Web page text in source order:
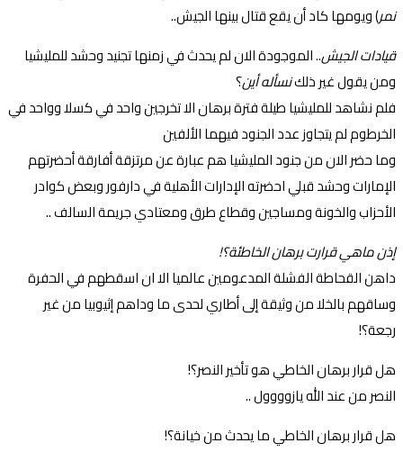
نمر) ويومها كاد أن يقع قتال بينها الجيش..
قيادات الجيش.. الموجودة الان لم يحدث في زمنها تجنيد وحشد للمليشيا
ومن يقول غير ذلكنسأله أين؟
فلم نشاهد للمليشيا طيلة فترة برهان الا تخرجين واحد في كسلا وواحد في
الخرطوم لم يتجاوز عدد الجنود فيهما الألفين
وما حضر الان من جنود المليشيا هم عبارة عن مرتزقة أفارقة أحضرتهم
الإمارات وحشد قبلي احضرته الإدارات الأهلية في دارفور وبعض كوادر
الأحزاب والخونة ومساجين وقطاع طرق ومعتادي جريمة السالف ..
إذن ماهي قرارت برهان الخاطئة؟!
داهن القحاطة الفشلة المدعومين عالميا الا ان اسقطهم في الحفرة
وساقهم بالخلا من وثيقة إلى أطاري لحدى ما وداهم إثيوبيا من غير
رجعة؟!
هل قرار برهان الخاطي هو تأخير النصر؟!
النصر من عند الله يازوووول ..
هل قرار برهان الخاطي ما يحدث من خيانة؟!